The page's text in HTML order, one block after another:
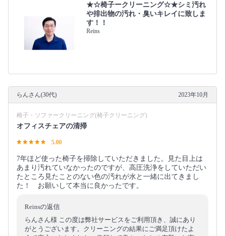
★☆椅子ークリーニング☆★シミ汚れ
や排出物の汚れ・臭いキレイに致しま
す！！
Reins
らんさん(30代) 2023年10月
椅子・ソファークリーニング(椅子クリーニング)
オフィスチェアの清掃
5.00
7年ほど使った椅子を掃除していただきました。見た目上は
あまり汚れていなかったのですが、高圧洗浄をしていただい
たところ見たことのない色の汚れが水と一緒に出てきまし
た！ お願いして本当に良かったです。
Reinsの返信
らんさん様 この度は弊社サービスをご利用頂き、誠にあり
がとうございます。クリーニングの結果にご満足頂けたよ